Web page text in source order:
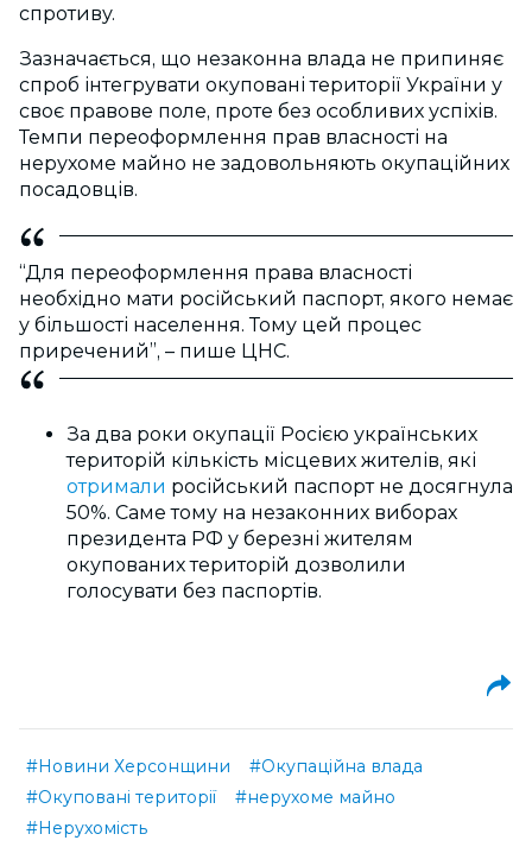
спротиву.
Зазначається, що незаконна влада не припиняє
спроб інтегрувати окуповані території України у
своє правове поле, проте без особливих успіхів.
Темпи переоформлення прав власності на
нерухоме майно не задовольняють окупаційних
посадовців.
“Для переоформлення права власності
необхідно мати російський паспорт, якого немає
у більшості населення. Тому цей процес
приречений”, – пише ЦНС.
За два роки окупації Росією українських
територій кількість місцевих жителів, які
отримали російський паспорт не досягнула
50%. Саме тому на незаконних виборах
президента РФ у березні жителям
окупованих територій дозволили
голосувати без паспортів.
#Новини Херсонщини
#Окупаційна влада
#Окуповані території
#нерухоме майно
#Нерухомість